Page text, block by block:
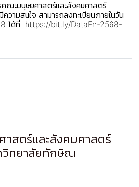
ณะมนุษยศาสตร์และสังคมศาสตร์
ามสนใจ สามารถลงทะเบียนภายในวัน
ได้ที่ https://bit.ly/DataEn-2568-
สตร์และสังคมศาสตร์
วิทยาลัยทักษิณ